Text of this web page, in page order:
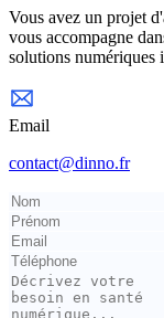
Vous avez un projet
vous accompagne
solutions numériques
Email
contact@dinno.fr